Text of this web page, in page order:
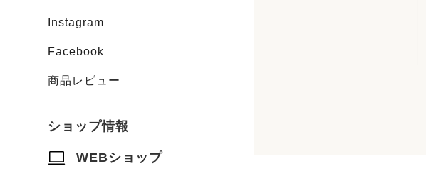
Instagram
Facebook
商品レビュー
ショップ情報
WEBショップ